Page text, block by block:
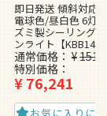
即日発送 傾斜対応
電球色/昼白色 6灯
ズミ製シーリング
ンライト【KBB148
通常価格 ¥
特別価格
¥76,241